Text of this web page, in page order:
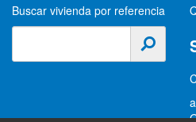
Buscar vivienda por referencia